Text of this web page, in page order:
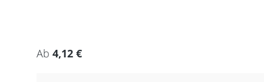
Regulärer Preis:
Ab 4,12 €